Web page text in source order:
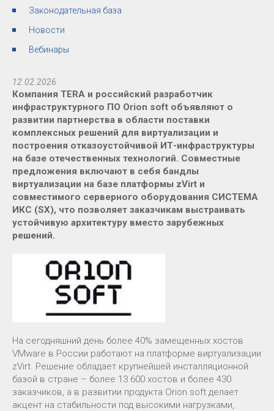
Законодательная база
Новости
Вебинары
12.02.2026
Компания TERA и российский разработчик
инфраструктурного ПО Orion soft объявляют о
развитии партнерства в области поставки
комплексных решений для виртуализации и
построения отказоустойчивой ИТ-инфраструктуры
на базе отечественных технологий. Совместные
предложения включают в себя бандлы
виртуализации на базе платформы zVirt и
совместимого серверного оборудования СИСТЕМА
ИКС (SX), что позволяет заказчикам выстраивать
устойчивую архитектуру вместо зарубежных
решений.
На сегодняшний день более 40% замещенных хостов
VMware в России работают на платформе виртуализации
zVirt. Решение обладает крупнейшей инсталляционной
базой в стране – более 13 600 хостов и более 430
заказчиков, а в развитии продукта Orion soft делает
акцент на стабильности под высокими нагрузками,